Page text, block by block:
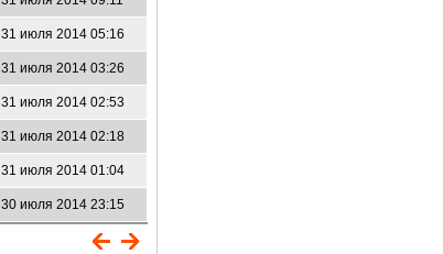
31 июля 2014 05:16
31 июля 2014 03:26
31 июля 2014 02:53
31 июля 2014 02:18
31 июля 2014 01:04
30 июля 2014 23:15